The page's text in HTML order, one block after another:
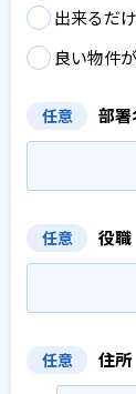
出来るだ
良い物件
任意 部署
任意 役職
任意 住所